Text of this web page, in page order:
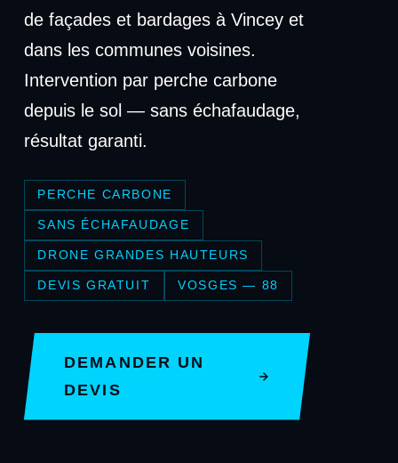
de façades et bardages à Vincey et
dans les communes voisines.
Intervention par perche carbone
depuis le sol — sans échafaudage,
résultat garanti.
PERCHE CARBONE
SANS ÉCHAFAUDAGE
DRONE GRANDES HAUTEURS
DEVIS GRATUIT VOSGES — 88
DEMANDER UN
DEVIS